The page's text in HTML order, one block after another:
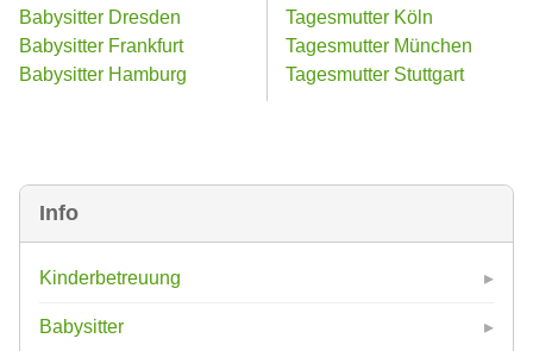
Info
Kinderbetreuung
Babysitter
Babysitter Dresden
Babysitter Frankfurt
Babysitter Hamburg
Tagesmutter Köln
Tagesmutter München
Tagesmutter Stuttgart